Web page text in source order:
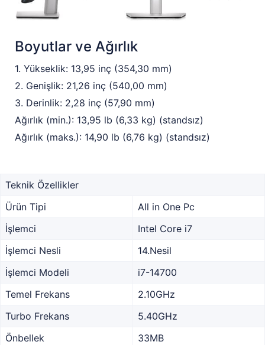
Boyutlar ve Ağırlık
1. Yükseklik: 13,95 inç (354,30 mm)
2. Genişlik: 21,26 inç (540,00 mm)
3. Derinlik: 2,28 inç (57,90 mm)
Ağırlık (min.): 13,95 lb (6,33 kg) (standsız)
Ağırlık (maks.): 14,90 lb (6,76 kg) (standsız)
Teknik Özellikler
Ürün Tipi
All in One Pc
İşlemci
Intel Core i7
İşlemci Nesli
14.Nesil
İşlemci Modeli
i7-14700
Temel Frekans
2.10GHz
Turbo Frekans
5.40GHz
Önbellek
33MB